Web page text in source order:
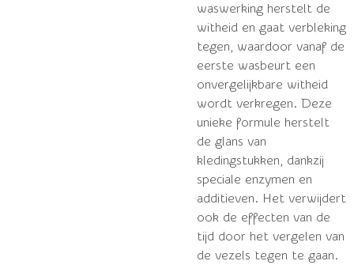
waswerking herstelt de
witheid en gaat verbleking
tegen, waardoor vanaf de
eerste wasbeurt een
onvergelijkbare witheid
wordt verkregen. Deze
unieke formule herstelt
de glans van
kledingstukken, dankzij
speciale enzymen en
additieven. Het verwijdert
ook de effecten van de
tijd door het vergelen van
de vezels tegen te gaan.